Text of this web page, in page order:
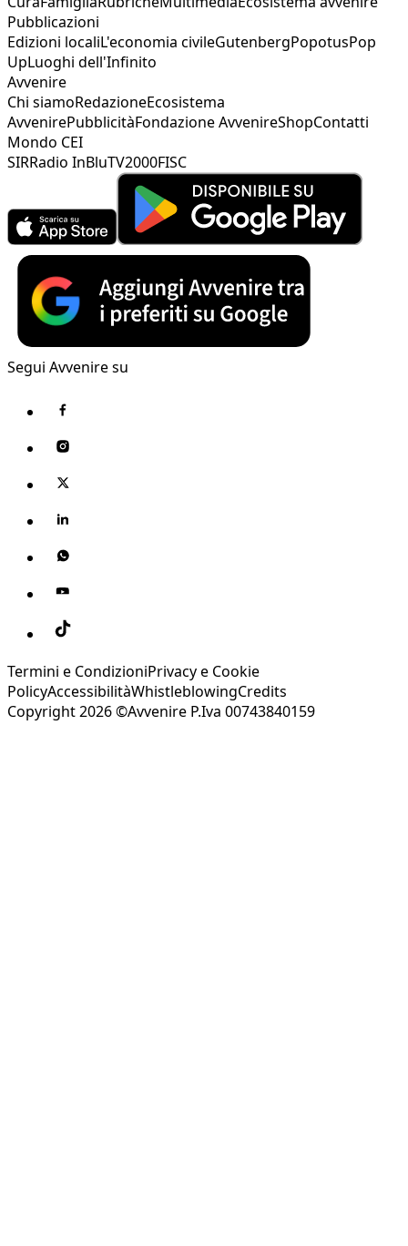
Pubblicazioni
Edizioni localiL'economia civileGutenbergPopotusPop
UpLuoghi dell'Infinito
Avvenire
Chi siamoRedazioneEcosistema
AvvenirePubblicitàFondazione AvvenireShopContatti
Mondo CEI
SIRRadio InBluTV2000FISC
Segui Avvenire su
Termini e CondizioniPrivacy e Cookie
PolicyAccessibilitàWhistleblowingCredits
Copyright 2026 ©Avvenire P.Iva 00743840159